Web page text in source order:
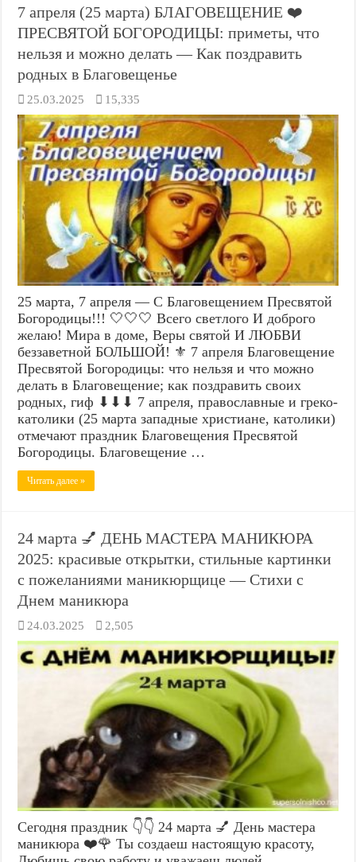
7 апреля (25 марта) БЛАГОВЕЩЕНИЕ ❤️
ПРЕСВЯТОЙ БОГОРОДИЦЫ: приметы, что
нельзя и можно делать — Как поздравить
родных в Благовещенье
25.03.2025 15,335
25 марта, 7 апреля — С Благовещением Пресвятой
Богородицы!!! 🤍🤍🤍 Всего светлого И доброго
желаю! Мира в доме, Веры святой И ЛЮБВИ
беззаветной БОЛЬШОЙ! ⚜️ 7 апреля Благовещение
Пресвятой Богородицы: что нельзя и что можно
делать в Благовещение; как поздравить своих
родных, гиф ⬇⬇⬇ 7 апреля, православные и греко-
католики (25 марта западные христиане, католики)
отмечают праздник Благовещения Пресвятой
Богородицы. Благовещение …
Читать далее »
24 марта 💅 ДЕНЬ МАСТЕРА МАНИКЮРА
2025: красивые открытки, стильные картинки
с пожеланиями маникюрщице — Стихи с
Днем маникюра
24.03.2025 2,505
Сегодня праздник 👇👇 24 марта 💅 День мастера
маникюра ❤️🌹 Ты создаеш настоящую красоту,